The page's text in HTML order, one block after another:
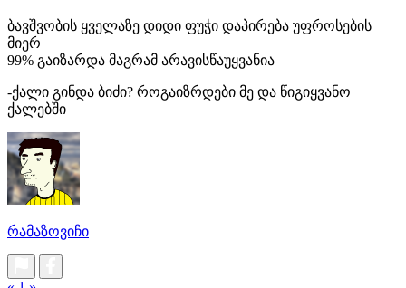
ბავშვობის ყველაზე დიდი ფუჭი დაპირება უფროსების
მიერ
99% გაიზარდა მაგრამ არავისწაუყვანია
-ქალი გინდა ბიძი? როგაიზრდები მე და წიგიყვანო
ქალებში
რამაზოვიჩი